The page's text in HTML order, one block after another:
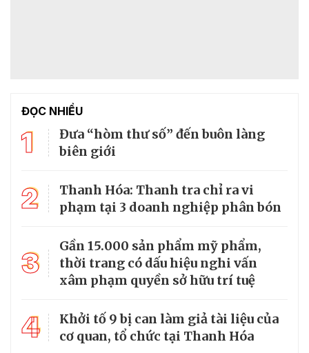
ĐỌC NHIỀU
1
Đưa “hòm thư số” đến buôn làng
biên giới
2
Thanh Hóa: Thanh tra chỉ ra vi
phạm tại 3 doanh nghiệp phân bón
3
Gần 15.000 sản phẩm mỹ phẩm,
thời trang có dấu hiệu nghi vấn
xâm phạm quyền sở hữu trí tuệ
4
Khởi tố 9 bị can làm giả tài liệu của
cơ quan, tổ chức tại Thanh Hóa